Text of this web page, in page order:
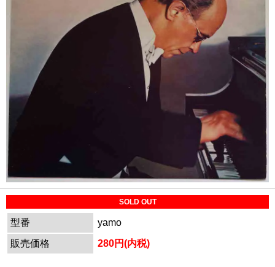
SOLD OUT
型番
yamo
販売価格
280円(内税)